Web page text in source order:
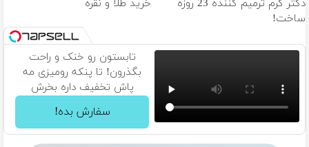
دکتر کرم ترمیم کننده 23 روزه
ساخت!
خرید طلا و نقره
تابستون رو خنک و راحت
بگذرون! تا پنکه رومیزی مه
پاش تخفیف داره بخرش
سفارش بده!